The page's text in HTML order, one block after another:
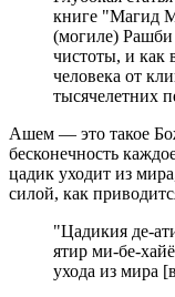
книге "Магид
(могиле)
чистоты, и как
человека от
тысячелетних
Ашем — это такое
бесконечность
цадик уходит из
силой, как
"Цадикия де-
ятир ми-бе-
ухода из мира